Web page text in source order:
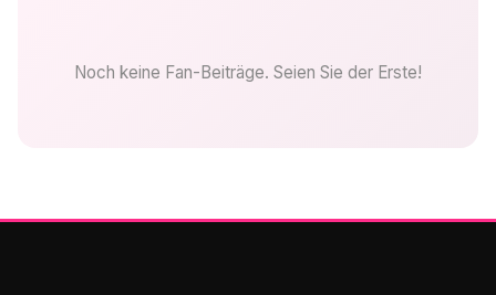
Noch keine Fan-Beiträge. Seien Sie der Erste!